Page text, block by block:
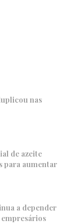
nas
de azeite
para aumentar
a depender